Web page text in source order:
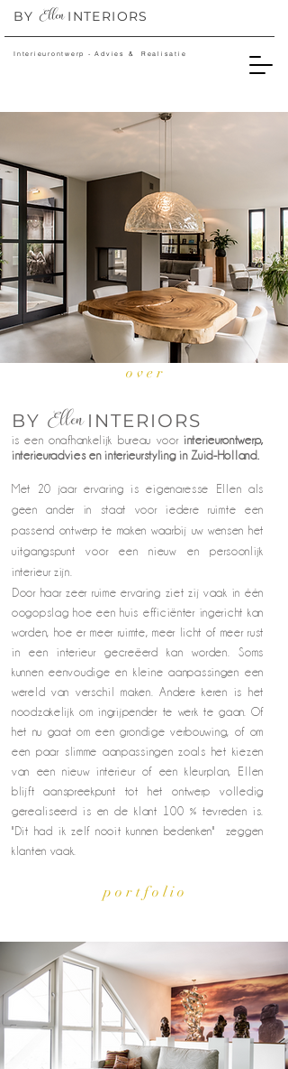
BYEllen INTERIORS
Interieurontwerp - Advies & Realisatie
o v e r
BY Ellen INTERIORS
is een onafhankelijk bureau voorinterieurontwerp,
interieuradvies en interieurstyling in Zuid-Holland.
Met 20 jaar ervaring is eigenaresse Ellen als
geen ander in staat voor iedere ruimte een
passend ontwerp te maken waarbij uw wensen het
uitgangspunt voor een nieuw en persoonlijk
interieur zijn.
Door haar zeer ruime ervaring ziet zij vaak in één
oogopslag hoe een huis efficiënter ingericht kan
worden, hoe er meer ruimte, meer licht of meer rust
in een interieur gecreëerd kan worden. Soms
kunnen eenvoudige en kleine aanpassingen een
wereld van verschil maken. Andere keren is het
noodzakelijk om ingrijpender te werk te gaan. Of
het nu gaat om een grondige verbouwing, of om
een paar slimme aanpassingen zoals het kiezen
van een nieuw interieur of een kleurplan, Ellen
blijft aanspreekpunt tot het ontwerp volledig
gerealiseerd is en de klant 100 % tevreden is.
"Dit had ik zelf nooit kunnen bedenken" zeggen
klanten vaak.
p o r t f o l i o